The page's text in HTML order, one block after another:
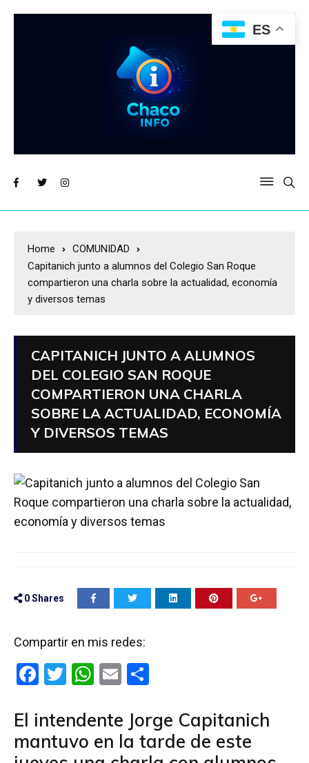
Home
COMUNIDAD
Capitanich junto a alumnos del Colegio San Roque
compartieron una charla sobre la actualidad, economía
y diversos temas
CAPITANICH JUNTO A ALUMNOS
DEL COLEGIO SAN ROQUE
COMPARTIERON UNA CHARLA
SOBRE LA ACTUALIDAD, ECONOMÍA
Y DIVERSOS TEMAS
0Shares
Compartir en mis redes:
F
ce
b
T
tt
er
W
at
s
E
ail m
p
El intendente Jorge Capitanich
mantuvo en la tarde de este
ES